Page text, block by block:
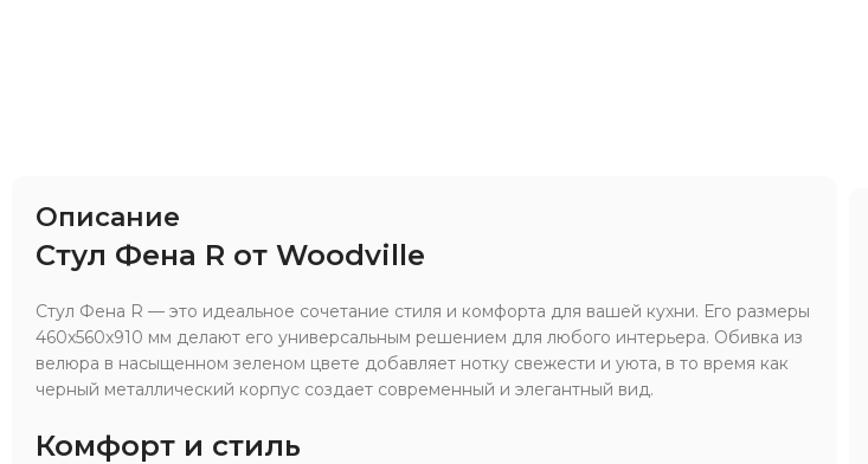
Описание
Стул Фена R от Woodville
Стул Фена R — это идеальное сочетание стиля и комфорта для вашей кухни. Его размеры
460x560x910 мм делают его универсальным решением для любого интерьера. Обивка из
велюра в насыщенном зеленом цвете добавляет нотку свежести и уюта, в то время как
черный металлический корпус создает современный и элегантный вид.
Комфорт и стиль